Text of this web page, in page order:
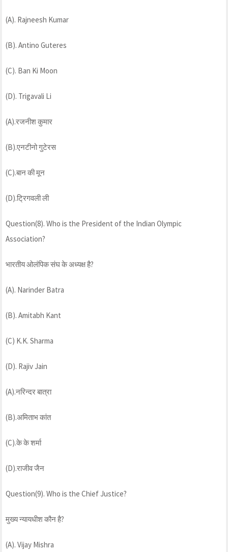
(A). Rajneesh Kumar
(B). Antino Guteres
(C). Ban Ki Moon
(D). Trigavali Li
(A).रजनीश कुमार
(B).एनटीनो गुटेरस
(C).बान की मून
(D).ट्रिगवली ली
Question(8). Who is the President of the Indian Olympic
Association?
भारतीय ओलंपिक संघ के अध्यक्ष है?
(A). Narinder Batra
(B). Amitabh Kant
(C) K.K. Sharma
(D). Rajiv Jain
(A).नरिन्दर बात्रा
(B).अमिताभ कांत
(C).के के शर्मा
(D).राजीव जैन
Question(9). Who is the Chief Justice?
मुख्य न्यायधीश कौन है?
(A). Vijay Mishra